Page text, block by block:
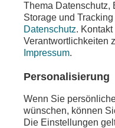
Die von Ihnen
aufgerufenen
vorhanden.
veralteten Link oder
Besuchen Sie unsere
unser aktuelles
Thema Datenschutz,
Storage und
Datenschutz.
Verantwortlichkeiten
Impressum.
Personalisierung
Wenn Sie
wünschen, können
Die Einstellungen